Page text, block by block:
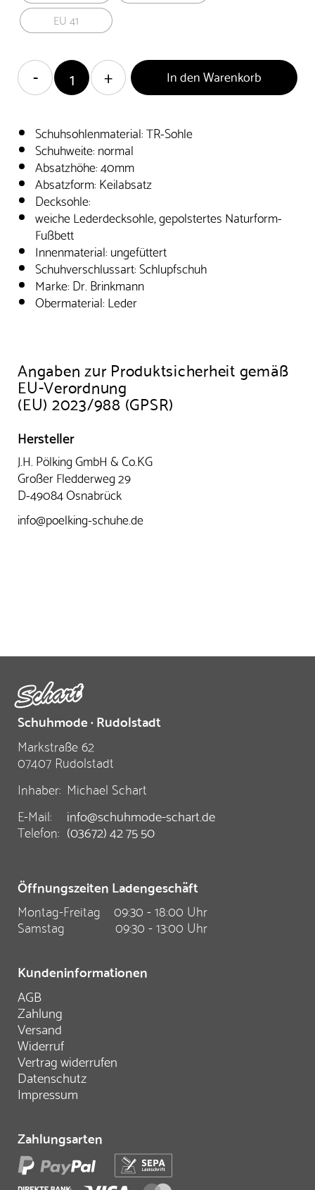
EU 41
In den Warenkorb
Schuhsohlenmaterial: TR-Sohle
Schuhweite: normal
Absatzhöhe: 40mm
Absatzform: Keilabsatz
Decksohle:
weiche Lederdecksohle, gepolstertes Naturform-
Fußbett
Innenmaterial: ungefüttert
Schuhverschlussart: Schlupfschuh
Marke: Dr. Brinkmann
Obermaterial: Leder
Angaben zur Produktsicherheit gemäß
EU-Verordnung
(EU) 2023/988 (GPSR)
Hersteller
J.H. Pölking GmbH & Co.KG
Großer Fledderweg 29
D-49084 Osnabrück
info@poelking-schuhe.de
Schuhmode · Rudolstadt
Markstraße 62
07407 Rudolstadt
Inhaber: Michael Schart
E-Mail:
info@schuhmode-schart.de
Telefon: (03672) 42 75 50
Öffnungszeiten Ladengeschäft
Montag-Freitag
09:30 - 18:00 Uhr
Samstag
09:30 - 13:00 Uhr
Kundeninformationen
AGB
Zahlung
Versand
Widerruf
Vertrag widerrufen
Datenschutz
Impressum
Zahlungsarten